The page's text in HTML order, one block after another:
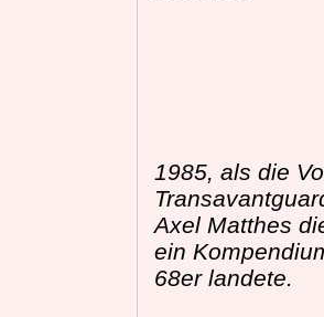
1985, als die
Axel Matthes
ein
68er landete.